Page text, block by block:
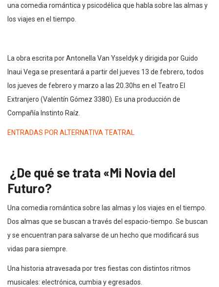
una comedia romántica y psicodélica que habla sobre las almas y
los viajes en el tiempo.
La obra escrita por Antonella Van Ysseldyk y dirigida por Guido
Inaui Vega se presentará a partir del jueves 13 de febrero, todos
los jueves de febrero y marzo a las 20.30hs en el Teatro El
Extranjero (Valentín Gómez 3380). Es una producción de
Compañía Instinto Raíz.
ENTRADAS POR ALTERNATIVA TEATRAL
¿De qué se trata «Mi Novia del
Futuro?
Una comedia romántica sobre las almas y los viajes en el tiempo.
Dos almas que se buscan a través del espacio-tiempo. Se buscan
y se encuentran para salvarse de un hecho que modificará sus
vidas para siempre.
Una historia atravesada por tres fiestas con distintos ritmos
musicales: electrónica, cumbia y egresados.